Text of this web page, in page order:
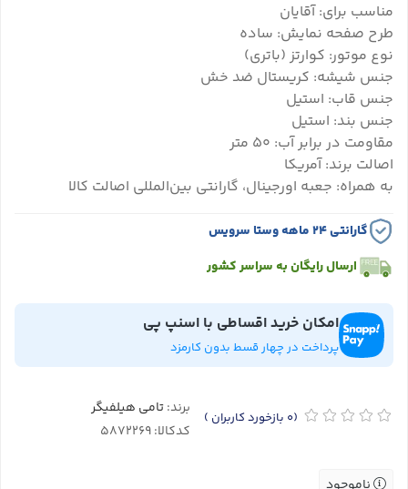
مناسب برای: آقایان
طرح صفحه نمایش: ساده
نوع موتور: کوارتز (باتری)
جنس شیشه: کریستال ضد خش
جنس قاب: استیل
جنس بند: استیل
مقاومت در برابر آب: ۵۰ متر
اصالت برند: آمریکا
به همراه: جعبه اورجینال، گارانتی بین‌المللی اصالت کالا
گارانتی ۲۴ ماهه وستا سرویس
ارسال رایگان به سراسر کشور
امکان خرید اقساطی با اسنپ پی
پرداخت در چهار قسط بدون کارمزد
(0 بازخورد کاربران ) برند:تامی هیلفیگر
کدکالا: